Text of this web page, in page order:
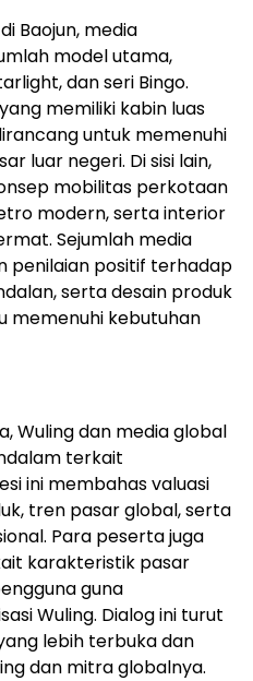
Baojun, media
model utama,
dan seri Bingo.
memiliki kabin luas
untuk memenuhi
luar negeri. Di sisi lain,
mobilitas perkotaan
modern, serta interior
Sejumlah media
penilaian positif terhadap
serta desain produk
memenuhi kebutuhan
Wuling dan media global
terkait
ini membahas valuasi
tren pasar global, serta
Para peserta juga
karakteristik pasar
guna
Wuling. Dialog ini turut
lebih terbuka dan
dan mitra globalnya.